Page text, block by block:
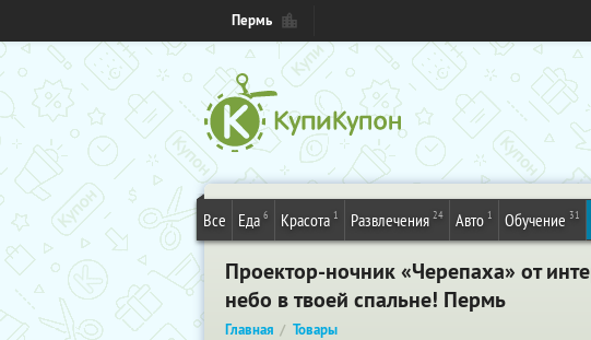
Пермь
Все Еда 6 Красота 1 Развлечения 24 Авто 1 Обучение 31
Проектор-ночник «Черепаха» от
небо в твоей спальне! Пермь
Главная Товары